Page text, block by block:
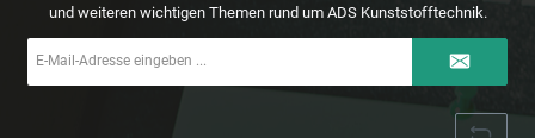
und weiteren wichtigen Themen rund um ADS Kunststofftechnik.
Mail-